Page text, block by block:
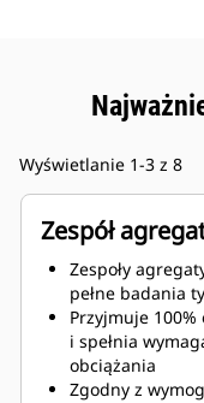
Wyświetlanie 1-3 z 8
Zespół
Zespoły
pełne badania
Przyjmuje
i spełnia
obciążania
Zgodny z